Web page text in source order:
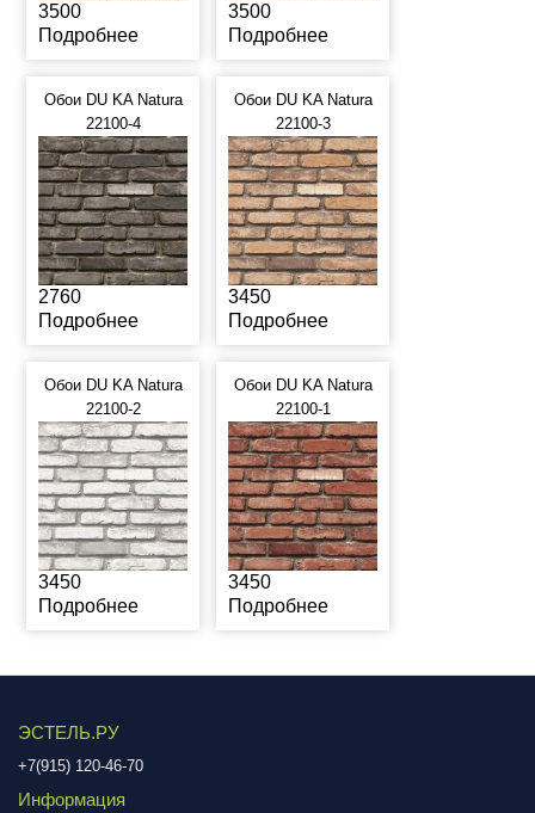
3500
Подробнее
3500
Подробнее
Обои DU KA Natura
22100-4
2760
Подробнее
Обои DU KA Natura
22100-3
3450
Подробнее
Обои DU KA Natura
22100-2
3450
Подробнее
Обои DU KA Natura
22100-1
3450
Подробнее
ЭСТЕЛЬ.РУ
+7(915) 120-46-70
Информация